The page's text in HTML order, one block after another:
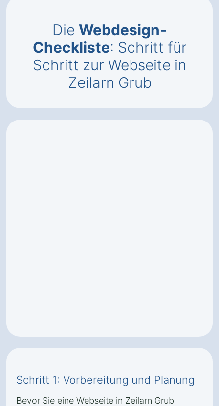
Die Webdesign-
Checkliste: Schritt für
Schritt zur Webseite in
Zeilarn Grub
Schritt 1: Vorbereitung und Planung
Bevor Sie eine Webseite in Zeilarn Grub